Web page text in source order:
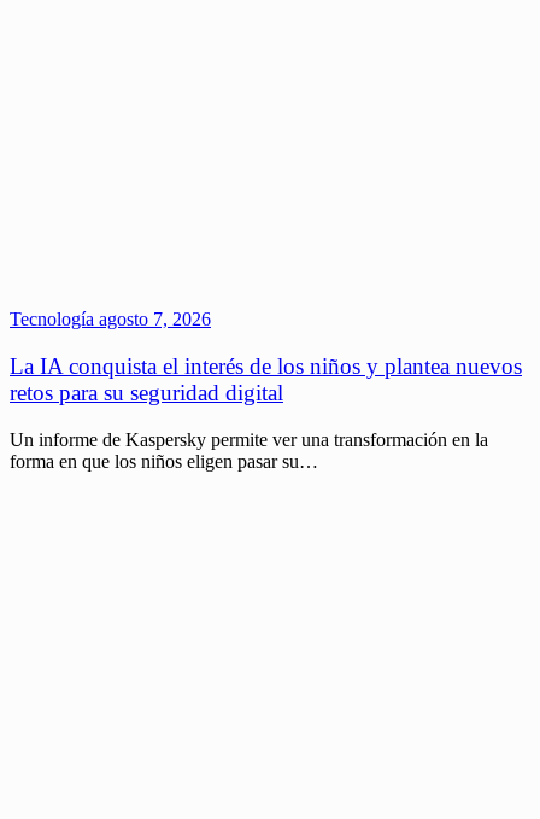
Tecnología agosto 7, 2026
La IA conquista el interés de los niños y plantea nuevos
retos para su seguridad digital
Un informe de Kaspersky permite ver una transformación en la
forma en que los niños eligen pasar su…